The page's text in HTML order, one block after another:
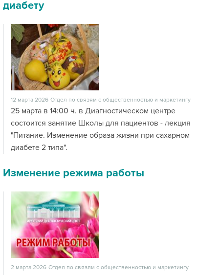
диабету
12 марта 2026 Отдел по связям с общественностью и маркетингу
25 марта в 14:00 ч. в Диагностическом центре
состоится занятие Школы для пациентов - лекция
"Питание. Изменение образа жизни при сахарном
диабете 2 типа".
Изменение режима работы
2 марта 2026 Отдел по связям с общественностью и маркетингу